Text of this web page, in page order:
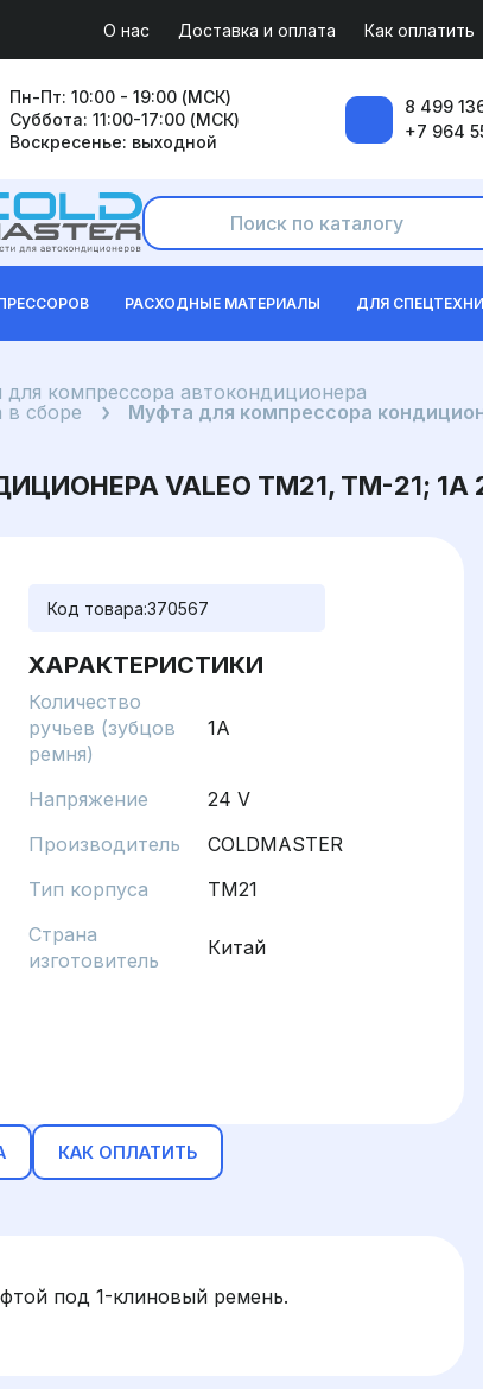
О нас Доставка и оплата Как оплатить
Пн-Пт: 10:00 - 19:00 (МСК)
Суббота: 11:00-17:00 (МСК)
Воскресенье: выходной
8 499
+7 964
РАСХОДНЫЕ МАТЕРИАЛЫ ДЛЯ
для компрессора автокондиционера
сборе
Муфта для компрессора
VALEO TM21, TM-21; 1A
Код товара:370567
ХАРАКТЕРИСТИКИ
Количество
ручьев (зубцов
ремня)
1A
Напряжение
24 V
Производитель
COLDMASTER
Тип корпуса
TM21
Страна
изготовитель
Китай
КАК ОПЛАТИТЬ
под 1-клиновый ремень.